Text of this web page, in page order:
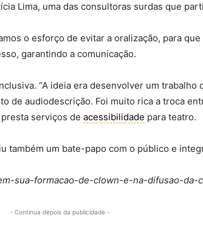
Lima, uma das consultoras surdas que
o esforço de evitar a oralização, para que
garantindo a comunicação.
“A ideia era desenvolver um trabalho
de audiodescrição. Foi muito rica a troca
serviços de acessibilidade para teatro.
também um bate-papo com o público e
sua-formacao-de-clown-e-na-difusao-da-
- Continua depois da publicidade -